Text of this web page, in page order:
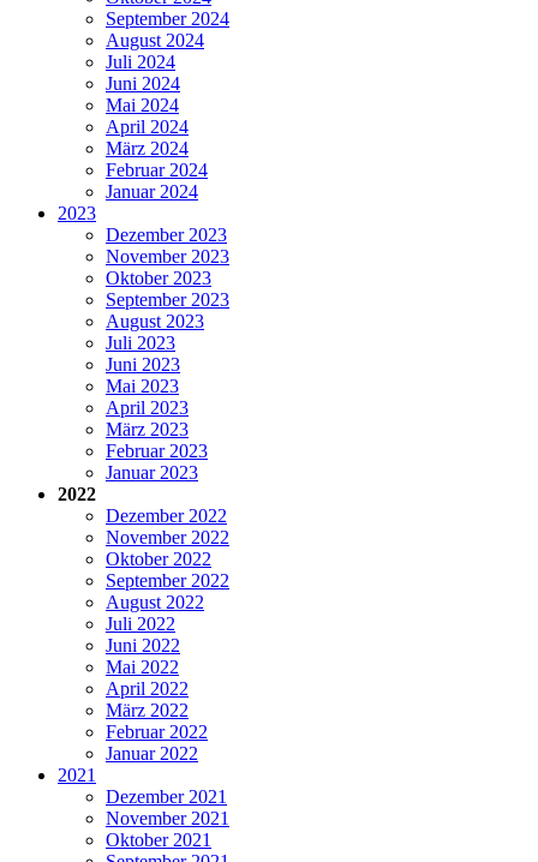
September 2024
August 2024
Juli 2024
Juni 2024
Mai 2024
April 2024
März 2024
Februar 2024
Januar 2024
2023
Dezember 2023
November 2023
Oktober 2023
September 2023
August 2023
Juli 2023
Juni 2023
Mai 2023
April 2023
März 2023
Februar 2023
Januar 2023
2022
Dezember 2022
November 2022
Oktober 2022
September 2022
August 2022
Juli 2022
Juni 2022
Mai 2022
April 2022
März 2022
Februar 2022
Januar 2022
2021
Dezember 2021
November 2021
Oktober 2021